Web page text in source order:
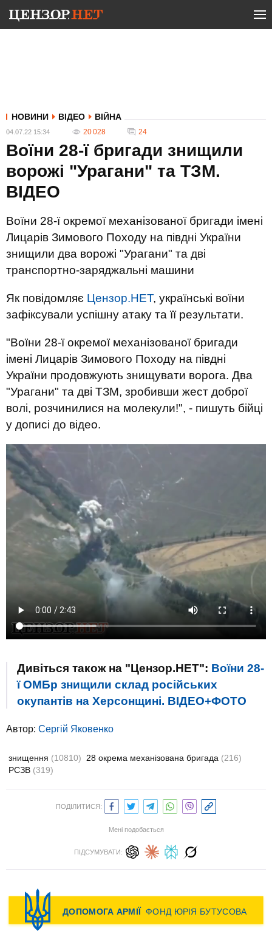
НОВИНИ ВІДЕО ВІЙНА
04.07.22 15:34 20 028 24
Воїни 28-ї бригади знищили
ворожі "Урагани" та ТЗМ.
ВIДЕО
Воїни 28-ї окремої механізованої бригади імені
Лицарів Зимового Походу на півдні України
знищили два ворожі "Урагани" та дві
транспортно-заряджальні машини
Як повідомляє Цензор.НЕТ, українські воїни
зафіксували успішну атаку та її результати.
"Воїни 28-ї окремої механізованої бригади
імені Лицарів Зимового Походу на півдні
України продовжують знищувати ворога. Два
"Урагани" та дві ТЗМ, зробивши жест доброї
волі, розчинилися на молекули!", - пишуть бійці
у дописі до відео.
Дивіться також на "Цензор.НЕТ": Воїни 28-
ї ОМБр знищили склад російських
окупантів на Херсонщині. ВІДЕО+ФОТО
Автор: Сергій Яковенко
знищення (10810) 28 окрема механізована бригада (216)
РСЗВ (319)
ПОДІЛИТИСЯ:
Мені подобається
ПІДСУМУВАТИ: